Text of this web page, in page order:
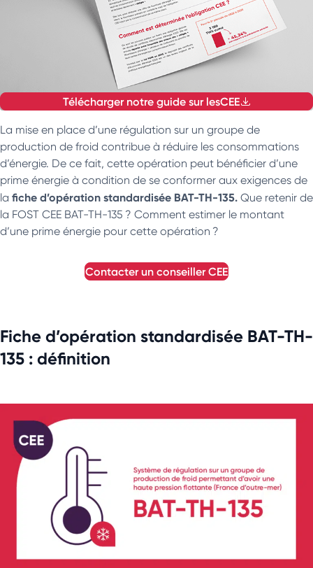
Télécharger notre guide sur lesCEE
La mise en place d’une régulation sur un groupe de
production de froid contribue à réduire les consommations
d’énergie. De ce fait, cette opération peut bénéficier d’une
prime énergie à condition de se conformer aux exigences de
la fiche d’opération standardisée BAT-TH-135. Que retenir de
la FOST CEE BAT-TH-135 ? Comment estimer le montant
d’une prime énergie pour cette opération ?
contacter un conseillerCEE
Fiche d’opération standardisée BAT-TH-
135 : définition